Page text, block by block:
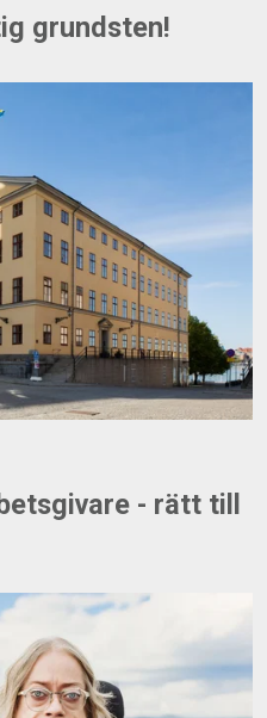
grundsten!
- rätt till